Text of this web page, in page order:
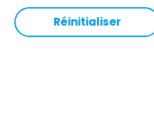
Réinitialiser